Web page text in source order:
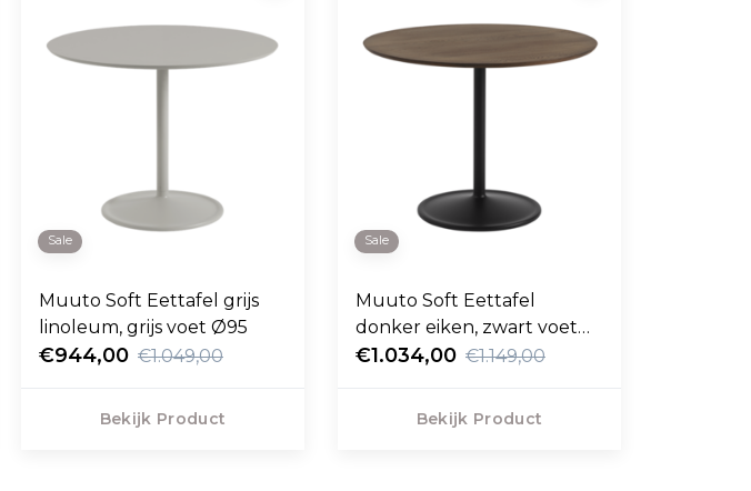
Sale
Muuto Soft Eettafel grijs
linoleum, grijs voet Ø95
€944,00 €1.049,00
Bekijk Product
Sale
Muuto Soft Eettafel
donker eiken, zwart voet
Ø95
€1.034,00 €1.149,00
Bekijk Product